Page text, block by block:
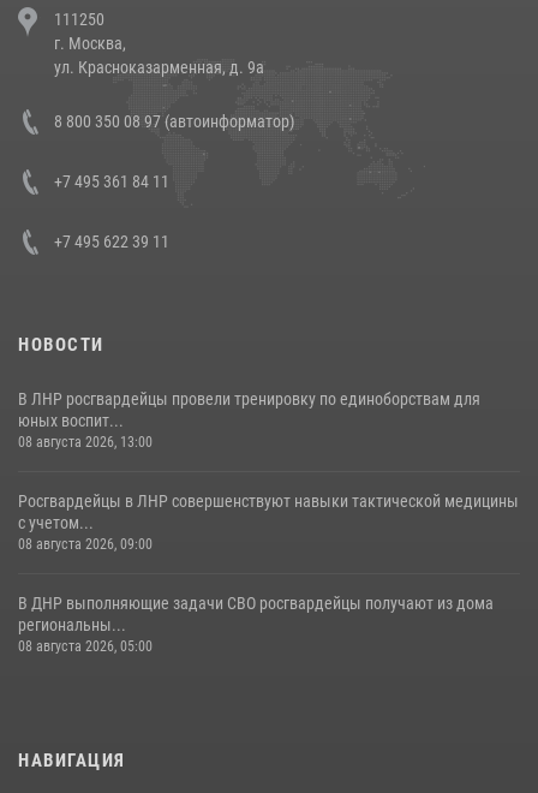
напавших на бригаду скорой помощи (видео)
14 июля 2026, 12:20
Состоялась рабочая встреча директора Росгвардии Героя России
генерала армии Виктора Золотова с заместителем полномочного
представителя Президента Российской Федерации в Северо-
Кавказском федеральном округе Виталием Кузнецовым
111250
г. Москва,
ул. Красноказарменная, д. 9а
8 800 350 08 97 (автоинформатор)
+7 495 361 84 11
+7 495 622 39 11
НОВОСТИ
В ЛНР росгвардейцы провели тренировку по единоборствам для
юных воспит...
08 августа 2026, 13:00
Росгвардейцы в ЛНР совершенствуют навыки тактической медицины
с учетом...
08 августа 2026, 09:00
В ДНР выполняющие задачи СВО росгвардейцы получают из дома
региональны...
08 августа 2026, 05:00
НАВИГАЦИЯ